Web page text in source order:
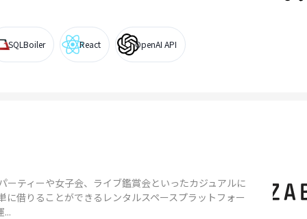
SQLBoiler React OpenAI API
ティーや女子会、ライブ鑑賞会といったカジュアルに使
借りることができるレンタルスペースプラットフォーム、